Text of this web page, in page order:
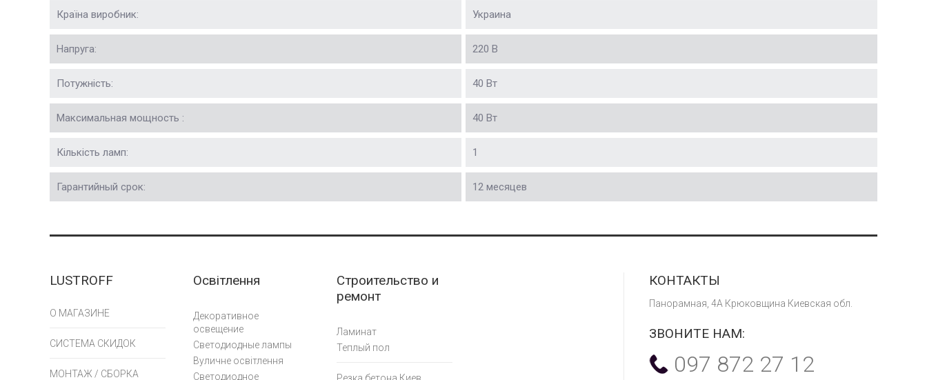
Країна виробник: Украина
Напруга: 220 В
Потужність: 40 Вт
Максимальная мощность : 40 Вт
Кількість ламп: 1
Гарантийный срок: 12 месяцев
LUSTROFF
О МАГАЗИНЕ
СИСТЕМА СКИДОК
МОНТАЖ / СБОРКА
Освітлення
Декоративное
освещение
Светодиодные лампы
Вуличне освітлення
Светодиодное
Строительство и
ремонт
Ламинат
Теплый пол
КОНТАКТЫ
Панорамная, 4А Крюковщина Киевская обл.
ЗВОНИТЕ НАМ:
097 872 27 12